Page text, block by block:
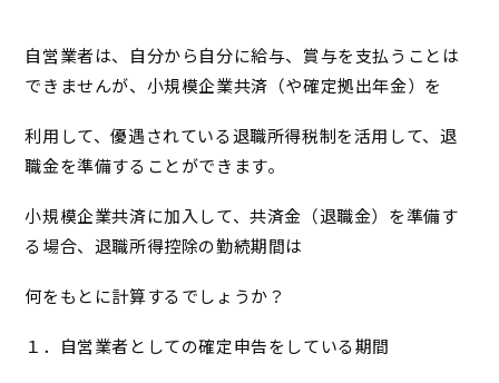
自営業者は、自分から自分に給与、賞与を支払うことは
できませんが、小規模企業共済（や確定拠出年金）を
利用して、優遇されている退職所得税制を活用して、退
職金を準備することができます。
小規模企業共済に加入して、共済金（退職金）を準備す
る場合、退職所得控除の勤続期間は
何をもとに計算するでしょうか？
１．自営業者としての確定申告をしている期間